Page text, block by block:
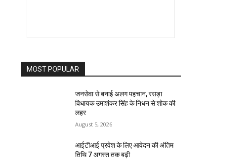
MOST POPULAR
जनसेवा से बनाई अलग पहचान, रसड़ा
विधायक उमाशंकर सिंह के निधन से शोक की
लहर
August 5, 2026
आईटीआई प्रवेश के लिए आवेदन की अंतिम
तिथि 7 अगस्त तक बढ़ी